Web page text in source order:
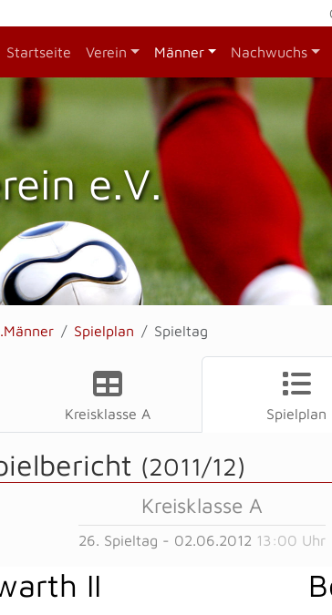
Startseite Verein Männer Nachwuchs
e.V.
Spielplan Spieltag
Kreisklasse A Spielplan
(2011/12)
Kreisklasse A
26. Spieltag - 02.06.2012 13:00 Uhr
II